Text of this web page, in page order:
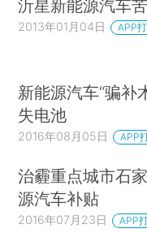
沂星新能源汽车
2013年01月04日 APP
新能源汽车“骗补
失电池
2016年08月05日 APP
治霾重点城市石
源汽车补贴
2016年07月23日 APP